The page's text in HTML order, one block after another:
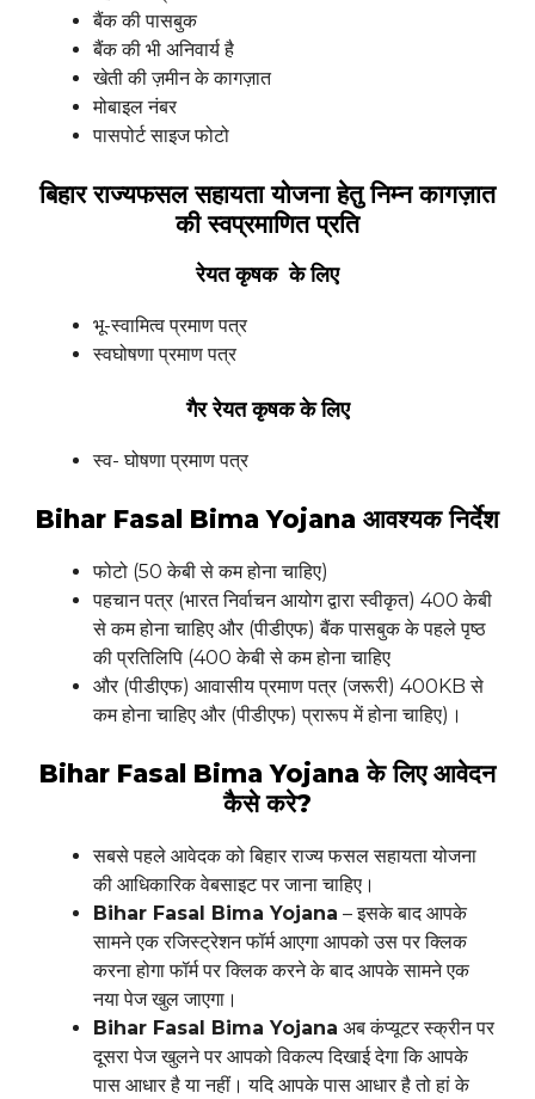
बैंक की पासबुक
बैंक की भी अनिवार्य है
खेती की ज़मीन के कागज़ात
मोबाइल नंबर
पासपोर्ट साइज फोटो
बिहार राज्यफसल सहायता योजना हेतु निम्न कागज़ात
की स्वप्रमाणित प्रति
रेयत कृषक के लिए
भू-स्वामित्व प्रमाण पत्र
स्वघोषणा प्रमाण पत्र
गैर रेयत कृषक के लिए
स्व- घोषणा प्रमाण पत्र
Bihar Fasal Bima Yojana आवश्यक निर्देश
फोटो (50 केबी से कम होना चाहिए)
पहचान पत्र (भारत निर्वाचन आयोग द्वारा स्वीकृत) 400 केबी
से कम होना चाहिए और (पीडीएफ) बैंक पासबुक के पहले पृष्ठ
की प्रतिलिपि (400 केबी से कम होना चाहिए
और (पीडीएफ) आवासीय प्रमाण पत्र (जरूरी) 400KB से
कम होना चाहिए और (पीडीएफ) प्रारूप में होना चाहिए)।
Bihar Fasal Bima Yojana के लिए आवेदन
कैसे करे?
सबसे पहले आवेदक को बिहार राज्य फसल सहायता योजना
की आधिकारिक वेबसाइट पर जाना चाहिए।
Bihar Fasal Bima Yojana – इसके बाद आपके
सामने एक रजिस्ट्रेशन फॉर्म आएगा आपको उस पर क्लिक
करना होगा फॉर्म पर क्लिक करने के बाद आपके सामने एक
नया पेज खुल जाएगा।
Bihar Fasal Bima Yojana अब कंप्यूटर स्क्रीन पर
दूसरा पेज खुलने पर आपको विकल्प दिखाई देगा कि आपके
पास आधार है या नहीं। यदि आपके पास आधार है तो हां के